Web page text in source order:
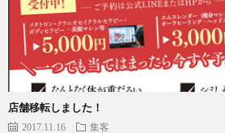
店舗移転しました！
2017.11.16 集客